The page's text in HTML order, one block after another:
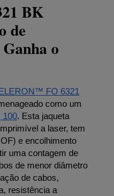
BK
de
o
FO 6321
como um
100. Esta jaqueta
a laser, tem
e encolhimento
uma contagem de
de menor diâmetro
de cabos,
resistência a